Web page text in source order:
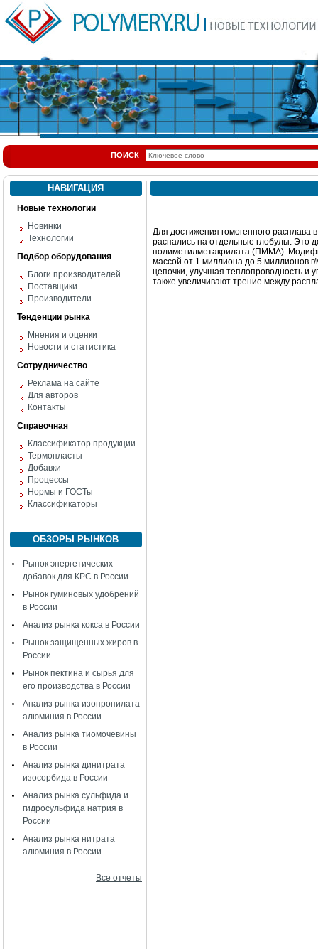
ПОИСК
НАВИГАЦИЯ
Новые технологии
Новинки
Технологии
Подбор оборудования
Блоги производителей
Поставщики
Производители
Тенденции рынка
Мнения и оценки
Новости и статистика
Сотрудничество
Реклама на сайте
Для авторов
Контакты
Справочная
Классификатор продукции
Термопласты
Добавки
Процессы
Нормы и ГОСТы
Классификаторы
ОБЗОРЫ РЫНКОВ
Рынок энергетических
добавок для КРС в России
Рынок гуминовых удобрений
в России
Анализ рынка кокса в России
Рынок защищенных жиров в
России
Рынок пектина и сырья для
его производства в России
Анализ рынка изопропилата
алюминия в России
Анализ рынка тиомочевины
в России
Анализ рынка динитрата
изосорбида в России
Анализ рынка сульфида и
гидросульфида натрия в
России
Анализ рынка нитрата
алюминия в России
Все отчеты
Для достижения гомогенного расплава
распались на отдельные глобулы. Это
полиметилметакрилата (ПММА).
массой от 1 миллиона до 5 миллионов
цепочки, улучшая теплопроводность
также увеличивают трение между